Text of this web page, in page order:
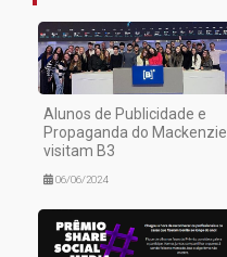
Alunos de Publicidade e
Propaganda do Mackenzie
visitam B3
06/06/2024